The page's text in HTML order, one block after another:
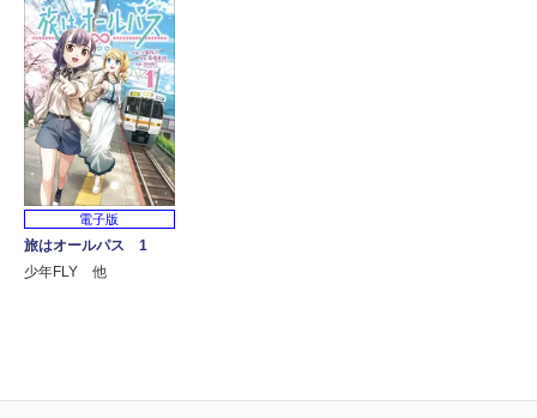
電子版
旅はオールパス 1
少年FLY 他